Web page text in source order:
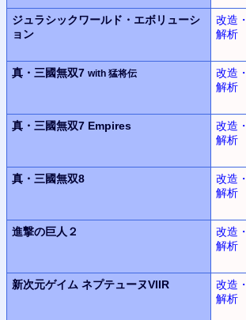
ジュラシックワールド・エボリューシ
ョン
改造・
解析
真・三國無双7 with 猛将伝
改造・
解析
真・三國無双7 Empires
改造・
解析
真・三國無双8
改造・
解析
進撃の巨人２
改造・
解析
新次元ゲイム ネプテューヌVIIR
改造・
解析